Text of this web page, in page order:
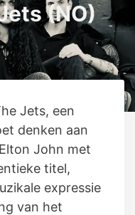
(NO)
Jets, een
denken aan
John met
titel,
expressie
van het